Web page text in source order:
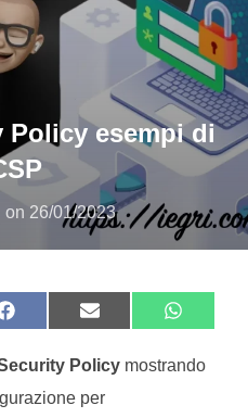
Policy esempi di
on Pubblicato
26/01/2023
SHARE ON FACEBOOK
SHARE ON EMAIL
SHARE
Policy mostrando
per